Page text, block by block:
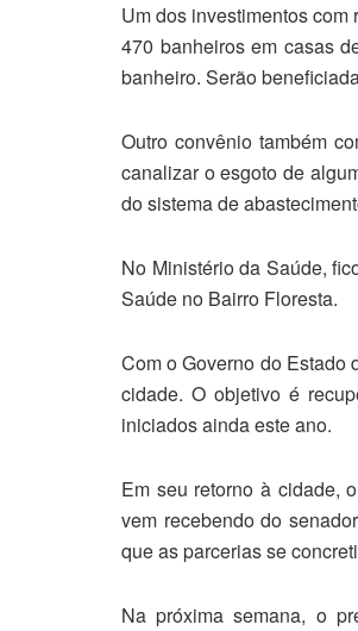
Um dos investimentos
470 banheiros em casas
banheiro. Serão
Outro convênio também
canalizar o esgoto de
do sistema de
No Ministério da Saúde,
Saúde no Bairro Floresta.
Com o Governo do Estado
cidade. O objetivo é
iniciados ainda este ano.
Em seu retorno à cidade,
vem recebendo do
que as parcerias se
Na próxima semana, o